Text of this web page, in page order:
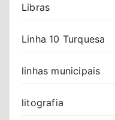
Libras
Linha 10 Turquesa
linhas municipais
litografia